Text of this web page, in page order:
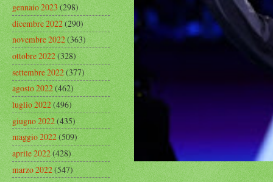
gennaio 2023(298)
dicembre 2022(290)
novembre 2022(363)
ottobre 2022(328)
settembre 2022(377)
agosto 2022(462)
luglio 2022(496)
giugno 2022(435)
maggio 2022(509)
aprile 2022(428)
marzo 2022(547)